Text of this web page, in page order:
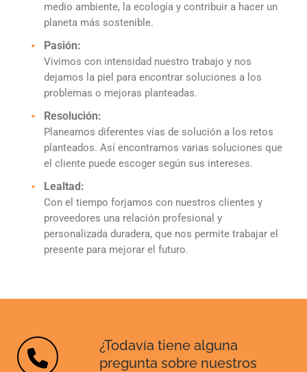
medio ambiente, la ecología y contribuir a hacer un
planeta más sostenible.
Pasión:
Vivimos con intensidad nuestro trabajo y nos
dejamos la piel para encontrar soluciones a los
problemas o mejoras planteadas.
Resolución:
Planeamos diferentes vías de solución a los retos
planteados. Así encontramos varias soluciones que
el cliente puede escoger según sus intereses.
Lealtad:
Con el tiempo forjamos con nuestros clientes y
proveedores una relación profesional y
personalizada duradera, que nos permite trabajar el
presente para mejorar el futuro.
¿Todavía tiene alguna
pregunta sobre nuestros